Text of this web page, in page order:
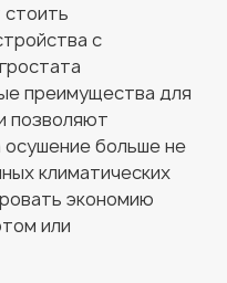
с
преимущества для
позволяют
осушение больше не
климатических
экономию
или